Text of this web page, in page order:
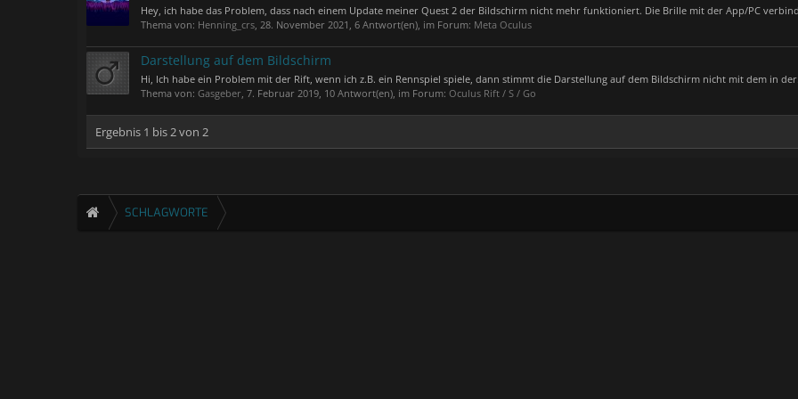
Hey, ich habe das Problem, dass nach einem Update meiner Quest 2 der Bildschirm nicht mehr funktioniert. Die Brille mit der App/PC
Thema von: Henning_crs, 28. November 2021 , 6 Antwort(en), im Forum: Meta Oculus
Darstellung auf dem Bildschirm
Hi, Ich habe ein Problem mit der Rift, wenn ich z.B. ein Rennspiel spiele, dann stimmt die Darstellung auf dem Bildschirm nicht mit dem in
Thema von: Gasgeber, 7. Februar 2019, 10 Antwort(en), im Forum: Oculus Rift / S / Go
Ergebnis 1 bis 2 von 2
SCHLAGWORTE